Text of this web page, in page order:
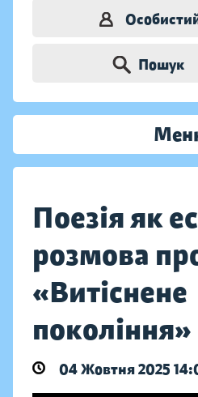
Пошук
Поезія як
розмова
«Витіснене
покоління»
04 Жовтня 2025